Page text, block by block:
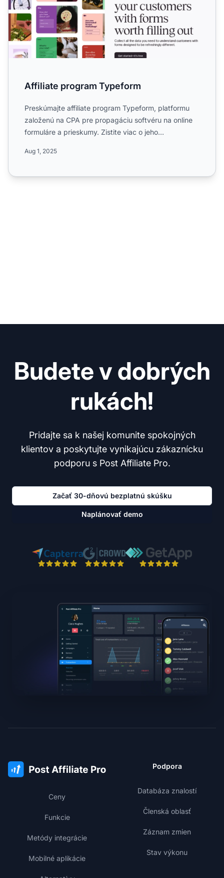
Affiliate program Typeform
Preskúmajte affiliate program Typeform, platformu
založenú na CPA pre propagáciu softvéru na online
formuláre a prieskumy. Zistite viac o jeho
Aug 1, 2025
Budete v dobrých
rukách!
Pridajte sa k našej komunite spokojných
klientov a poskytujte vynikajúcu zákaznícku
podporu s Post Affiliate Pro.
Začať 30-dňovú bezplatnú skúšku
Naplánovať demo
Ceny
Funkcie
Metódy integrácie
Mobilné aplikácie
Podpora
Databáza znalostí
Členská oblasť
Záznam zmien
Stav výkonu